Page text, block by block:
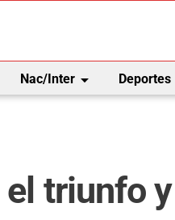
Nac/Interarrow_drop_down Deportes
triunfo